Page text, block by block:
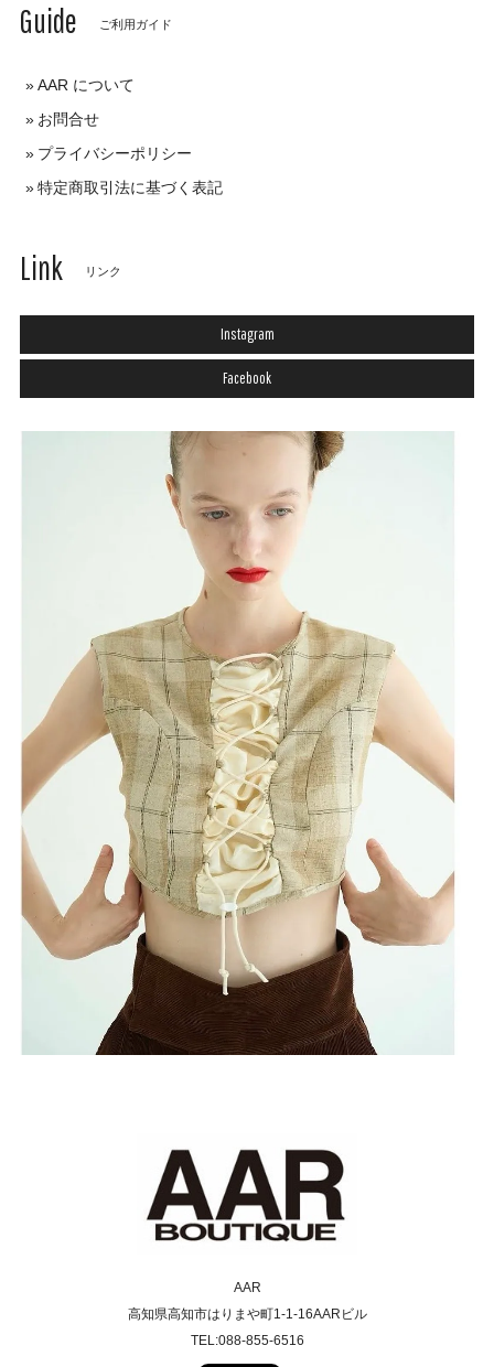
Guide ご利用ガイド
AAR について
お問合せ
プライバシーポリシー
特定商取引法に基づく表記
Link リンク
Instagram
Facebook
AAR
高知県高知市はりまや町1-1-16AARビル
TEL:088-855-6516